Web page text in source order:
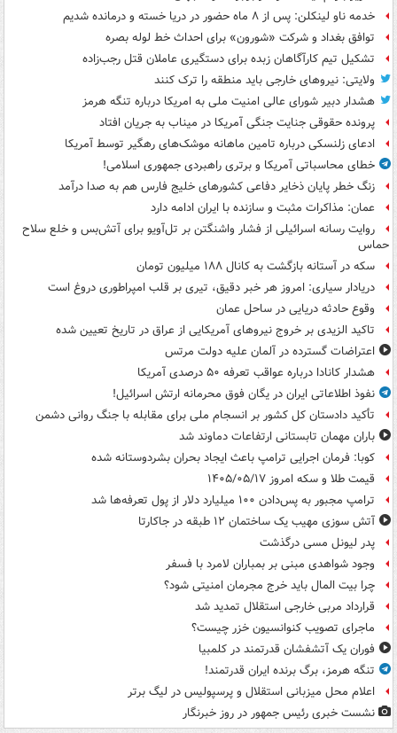
خدمه ناو لینکلن: پس از ۸ ماه حضور در دریا خسته و درمانده‌ شدیم
توافق بغداد و شرکت «شورون» برای احداث خط لوله بصره
تشکیل تیم کارآگاهان زبده برای دستگیری عاملان قتل رجب‌زاده
ولایتی: نیروهای خارجی باید منطقه را ترک کنند
هشدار دبیر شورای عالی امنیت ملی به امریکا درباره تنگه هرمز
پرونده حقوقی جنایت جنگی آمریکا در میناب به جریان افتاد
ادعای زلنسکی درباره تامین ماهانه موشک‌های رهگیر توسط آمریکا
خطای محاسباتی آمریکا و برتری راهبردی جمهوری اسلامی!
زنگ خطر پایان ذخایر دفاعی کشورهای خلیج فارس هم به صدا درآمد
عمان: مذاکرات مثبت و سازنده با ایران ادامه دارد
روایت رسانه اسرائیلی از فشار واشنگتن بر تل‌آویو برای آتش‌بس و خلع سلاح
حماس
سکه در آستانه بازگشت به کانال ۱۸۸ میلیون تومان
دریادار سیاری: امروز هر خبر دقیق، تیری بر قلب امپراطوری دروغ است
وقوع حادثه دریایی در ساحل عمان
تاکید الزیدی بر خروج نیروهای آمریکایی از عراق در تاریخ تعیین شده
اعتراضات گسترده در آلمان علیه دولت مرتس
هشدار کانادا درباره عواقب تعرفه ۵۰ درصدی آمریکا
نفوذ اطلاعاتی ایران در یگان فوق محرمانه ارتش اسرائیل!
تأکید دادستان کل کشور بر انسجام ملی برای مقابله با جنگ روانی دشمن
باران مهمان تابستانی ارتفاعات دماوند شد
کوبا: فرمان اجرایی ترامپ باعث ایجاد بحران بشردوستانه شده
قیمت طلا و سکه امروز ۱۴۰۵/۰۵/۱۷
ترامپ مجبور به پس‌دادن ۱۰۰ میلیارد دلار از پول تعرفه‌ها شد
آتش سوزی مهیب یک ساختمان ۱۲ طبقه در جاکارتا
پدر لیونل مسی درگذشت
وجود شواهدی مبنی بر بمباران لامرد با فسفر
چرا بیت المال باید خرج مجرمان امنیتی شود؟
قرارداد مربی خارجی استقلال تمدید شد
ماجرای تصویب کنوانسیون خزر چیست؟
فوران یک آتشفشان قدرتمند در کلمبیا
تنگه هرمز، برگ برنده ایران قدرتمند!
اعلام محل میزبانی استقلال و پرسپولیس در لیگ برتر
نشست خبری رئیس جمهور در روز خبرنگار